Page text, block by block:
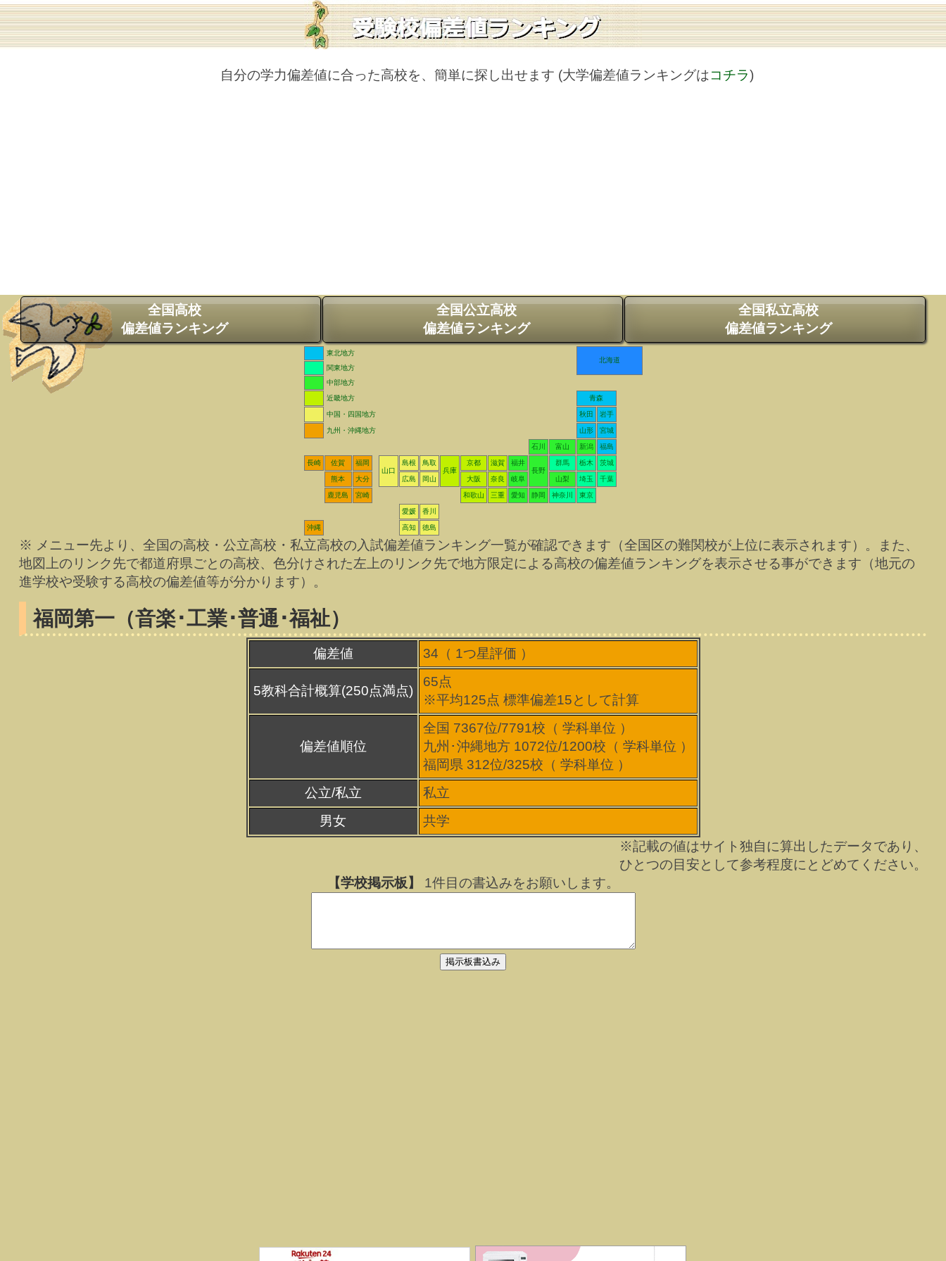
自分の学力偏差値に合った高校を、簡単に探し出せます (大学偏差値ランキングはコチラ)
全国高校
偏差値ランキング
全国公立高校
偏差値ランキング
全国私立高校
偏差値ランキング
東北地方
北海道
関東地方
中部地方
近畿地方
青森
中国・四国地方 秋田 岩手
九州・沖縄地方 山形 宮城
石川 富山 新潟 福島
長崎 佐賀
福岡
山口
島根
鳥取
兵庫
京都 滋賀
福井
長野
群馬 栃木 茨城
熊本 大分 広島 岡山 大阪 奈良 岐阜 山梨 埼玉 千葉
鹿児島 宮崎 和歌山 三重 愛知 静岡 神奈川 東京
愛媛 香川
沖縄 高知 徳島
※ メニュー先より、全国の高校・公立高校・私立高校の入試偏差値ランキング一覧が確認できます（全国区の難関校が上位に表示されます）。また、
地図上のリンク先で都道府県ごとの高校、色分けされた左上のリンク先で地方限定による高校の偏差値ランキングを表示させる事ができます（地元の
進学校や受験する高校の偏差値等が分かります）。
福岡第一（音楽･工業･普通･福祉）
偏差値 34（ 1つ星評価 ）
5教科合計概算(250点満点)
65点
※平均125点 標準偏差15として計算
偏差値順位
全国 7367位/7791校（ 学科単位 ）
九州･沖縄地方 1072位/1200校（ 学科単位 ）
福岡県 312位/325校（ 学科単位 ）
公立/私立
私立
男女
共学
※記載の値はサイト独自に算出したデータであり、
ひとつの目安として参考程度にとどめてください。
【学校掲示板】
1件目の書込みをお願いします。